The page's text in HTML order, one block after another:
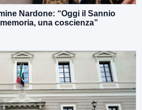
Nardone: “Oggi il Sannio
una coscienza”